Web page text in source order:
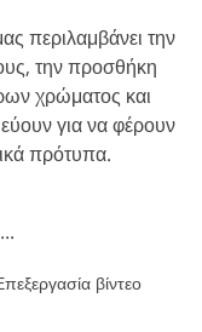
περιλαμβάνει την
την προσθήκη
χρώματος και
για να φέρουν
πρότυπα.
βίντεο